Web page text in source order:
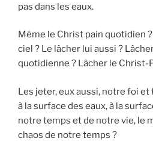
pas dans les eaux.
Même le Christ pain quotidien
ciel ? Le lâcher lui aussi ?
quotidienne ? Lâcher le Christ-
Les jeter, eux aussi, notre foi
à la surface des eaux, à la
notre temps et de notre vie, le
chaos de notre temps ?